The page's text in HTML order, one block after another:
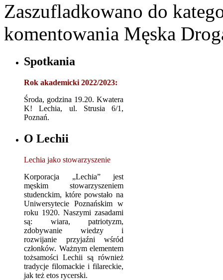
Zaszufladkowano do
komentowania Męska
Spotkania
Rok akademicki 2022/2023:
Środa, godzina 19.20. Kwatera
K! Lechia, ul. Strusia 6/1,
Poznań.
O Lechii
Lechia jako stowarzyszenie
Korporacja „Lechia” jest
męskim stowarzyszeniem
studenckim, które powstało na
Uniwersytecie Poznańskim w
roku 1920. Naszymi zasadami
są: wiara, patriotyzm,
zdobywanie wiedzy i
rozwijanie przyjaźni wśród
członków. Ważnym elementem
tożsamości Lechii są również
tradycje filomackie i filareckie,
jak też etos rycerski.